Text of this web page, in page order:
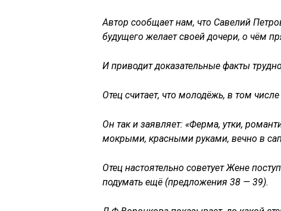
Автор сообщает нам, что Савелий
будущего желает своей дочери, о чём
И приводит доказательные факты
Отец считает, что молодёжь, в том
Он так и заявляет: «Ферма, утки,
мокрыми, красными руками, вечно в
Отец настоятельно советует Жене
подумать ещё (предложения 38 — 39).